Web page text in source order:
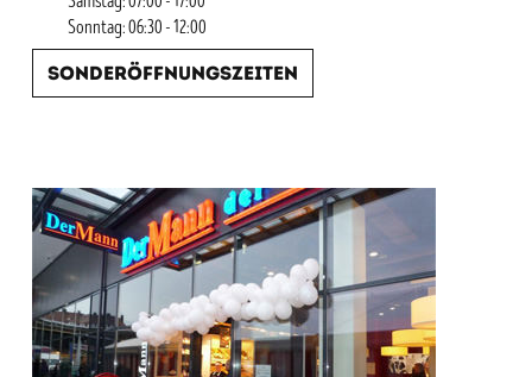
Sonntag: 06:30 - 12:00
Sonderöffnungszeiten